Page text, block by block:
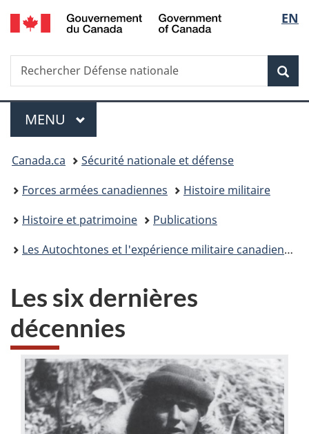
Passer
au
principal
Passer
à
Au
du
Passer
au
de
section
Passer
à
version
simplifiée
de
la
EN
Recherche
Rechercher
Défense
Menu
MENU PRINCIPAL
Vous
êtes
ici :
Canada.ca
Sécurité nationale et défense
Forces armées canadiennes
Histoire militaire
Histoire et patrimoine
Publications
Les Autochtones et l'expérience militaire canadienne : une histoire
Les six dernières
décennies